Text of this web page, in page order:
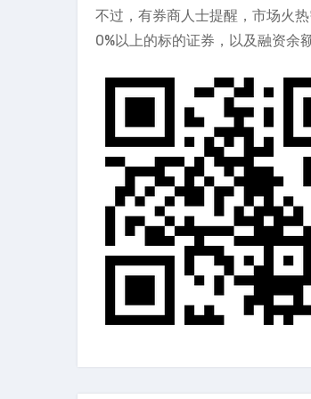
不过，有券商人士提醒，市场火
0%以上的标的证券，以及融资余